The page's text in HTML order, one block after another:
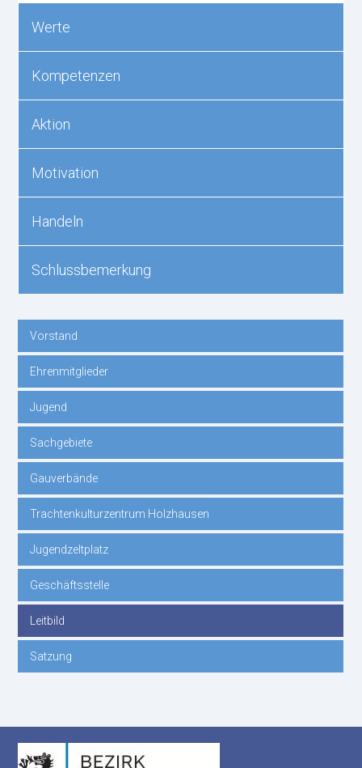
Werte
Kompetenzen
Aktion
Motivation
Handeln
Schlussbemerkung
Navigation
überspringen
Vorstand
Ehrenmitglieder
Jugend
Sachgebiete
Gauverbände
Trachtenkulturzentrum Holzhausen
Jugendzeltplatz
Geschäftsstelle
Leitbild
Satzung